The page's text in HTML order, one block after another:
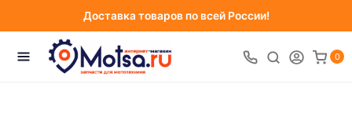
Доставка товаров по всей России!
0